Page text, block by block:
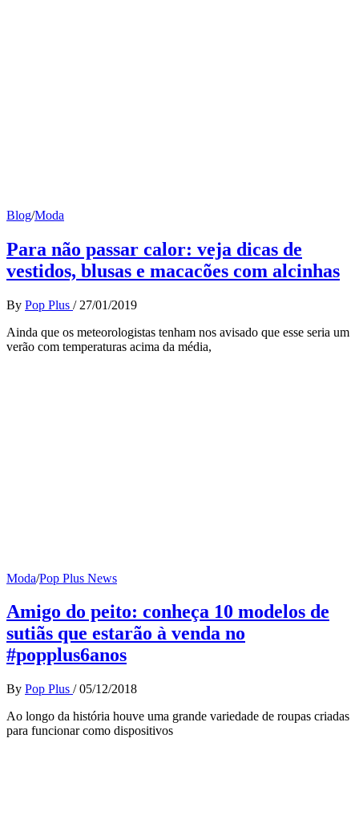
Blog/Moda
Para não passar calor: veja dicas de
vestidos, blusas e macacões com alcinhas
By Pop Plus / 27/01/2019
Ainda que os meteorologistas tenham nos avisado que esse seria um
verão com temperaturas acima da média,
Moda/Pop Plus News
Amigo do peito: conheça 10 modelos de
sutiãs que estarão à venda no
#popplus6anos
By Pop Plus / 05/12/2018
Ao longo da história houve uma grande variedade de roupas criadas
para funcionar como dispositivos